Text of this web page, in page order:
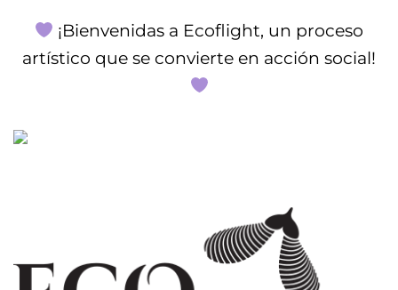
¡Bienvenidas a Ecoflight, un proceso
artístico que se convierte en acción social!